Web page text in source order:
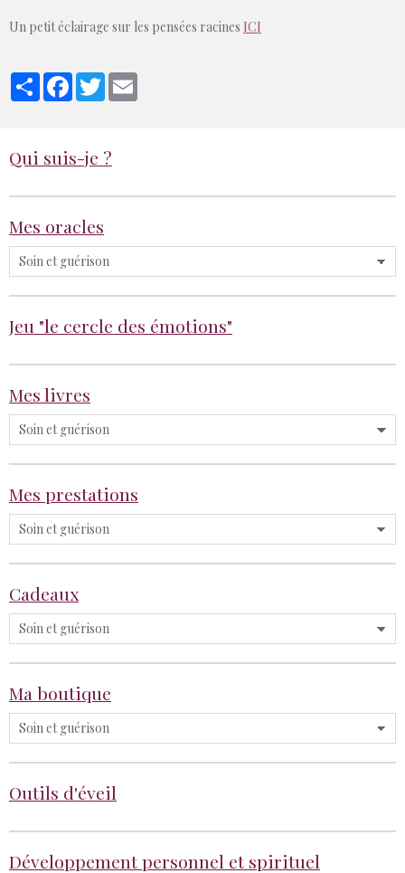
Un petit éclairage sur les pensées racines ICI
PartagerFacebook
Twitter
Qui suis-je ?
Mes oracles
Jeu "le cercle des émotions"
Mes livres
Mes prestations
Cadeaux
Ma boutique
Outils d'éveil
Développement personnel et spirituel